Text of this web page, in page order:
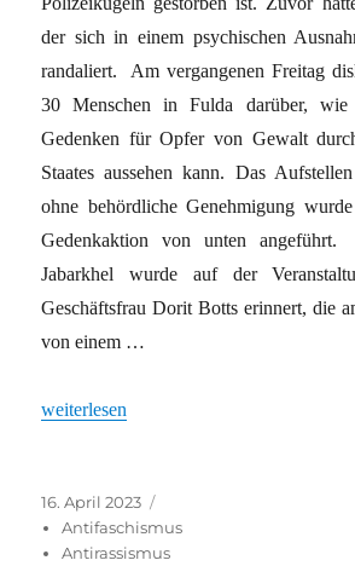
der sich in einem psychischen
randaliert. Am vergangenen Freitag
30 Menschen in Fulda darüber, wie
Gedenken für Opfer von Gewalt
Staates aussehen kann. Das
ohne behördliche Genehmigung
Gedenkaktion von unten
Jabarkhel wurde auf der
Geschäftsfrau Dorit Botts erinnert, die
von einem …
„Gedanken zum Gedenken“
weiterlesen
Veröffentlicht
am
16. April 2023
Antifaschismus
Antirassismus